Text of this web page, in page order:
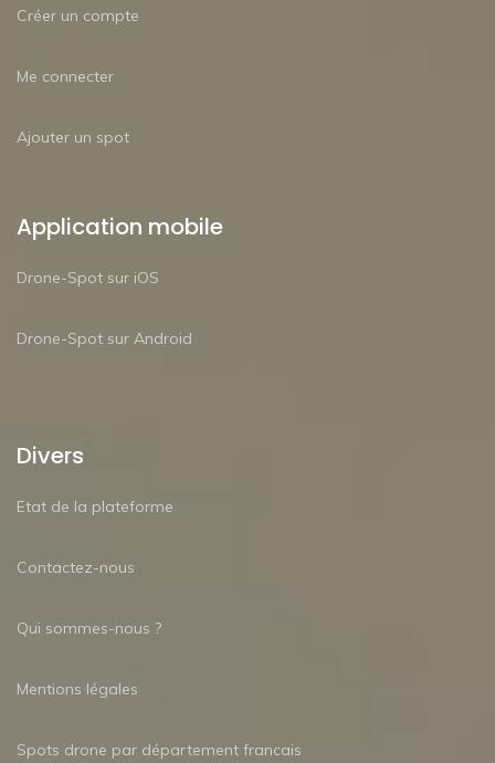
Créer un compte
Me connecter
Ajouter un spot
Application mobile
Drone-Spot sur iOS
Drone-Spot sur Android
Divers
Etat de la plateforme
Contactez-nous
Qui sommes-nous ?
Mentions légales
Spots drone par département francais